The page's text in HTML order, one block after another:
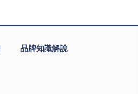
品牌知識解說